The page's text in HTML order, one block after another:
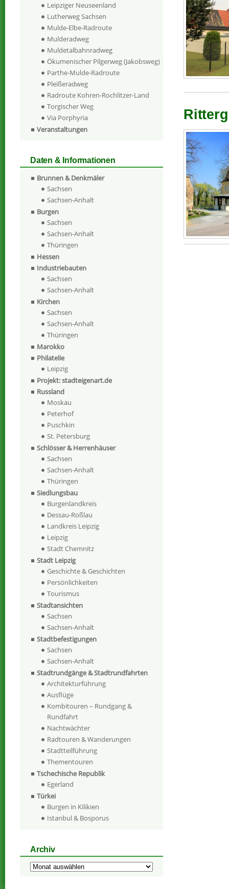
Leipziger Neuseenland
Lutherweg Sachsen
Mulde-Elbe-Radroute
Mulderadweg
Muldetalbahnradweg
Ökumenischer Pilgerweg (Jakobsweg)
Parthe-Mulde-Radroute
Pleißeradweg
Radroute Kohren-Rochlitzer-Land
Torgischer Weg
Via Porphyria
Veranstaltungen
Daten & Informationen
Brunnen & Denkmäler
Sachsen
Sachsen-Anhalt
Burgen
Sachsen
Sachsen-Anhalt
Thüringen
Hessen
Industriebauten
Sachsen
Sachsen-Anhalt
Kirchen
Sachsen
Sachsen-Anhalt
Thüringen
Marokko
Philatelie
Leipzig
Projekt: stadteigenart.de
Russland
Moskau
Peterhof
Puschkin
St. Petersburg
Schlösser & Herrenhäuser
Sachsen
Sachsen-Anhalt
Thüringen
Siedlungsbau
Burgenlandkreis
Dessau-Roßlau
Landkreis Leipzig
Leipzig
Stadt Chemnitz
Stadt Leipzig
Geschichte & Geschichten
Persönlichkeiten
Tourismus
Stadtansichten
Sachsen
Sachsen-Anhalt
Stadtbefestigungen
Sachsen
Sachsen-Anhalt
Stadtrundgänge & Stadtrundfahrten
Architekturführung
Ausflüge
Kombitouren – Rundgang &
Rundfahrt
Nachtwächter
Radtouren & Wanderungen
Stadtteilführung
Thementouren
Tschechische Republik
Egerland
Türkei
Burgen in Kilikien
Istanbul & Bosporus
Archiv
Archiv